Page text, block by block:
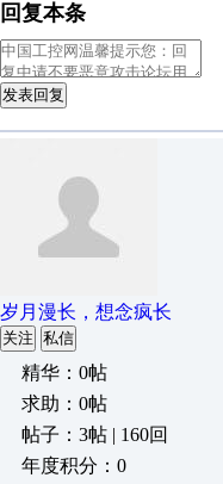
回复本条
发表回复
岁月漫长，想念疯长
关注 私信
精华：0帖
求助：0帖
帖子：3帖 | 160回
年度积分：0